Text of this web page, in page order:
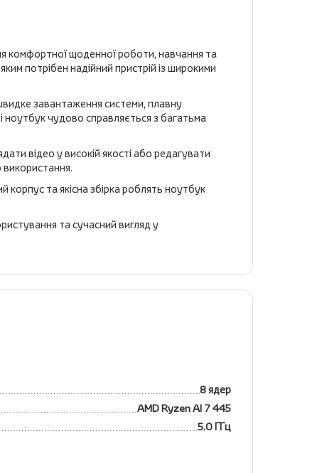
комфортної щоденної роботи, навчання та
потрібен надійний пристрій із широкими
завантаження системи, плавну
ноутбук чудово справляється з багатьма
відео у високій якості або редагувати
та якісна збірка роблять ноутбук
та сучасний вигляд у
8 ядер
AMD Ryzen AI 7 445
5.0 ГГц